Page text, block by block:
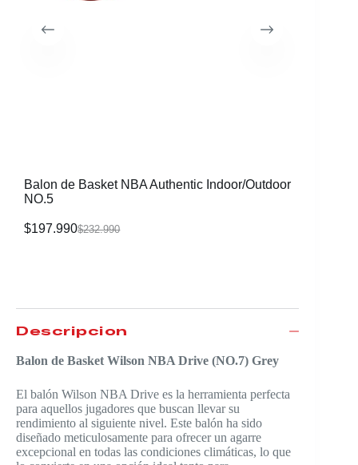
Balon de Basket NBA Authentic Indoor/Outdoor
NO.5
$232.990
$197.990
Descripción
Balon de Basket Wilson NBA Drive (NO.7) Grey
El balón Wilson NBA Drive es la herramienta perfecta
para aquellos jugadores que buscan llevar su
rendimiento al siguiente nivel. Este balón ha sido
diseñado meticulosamente para ofrecer un agarre
excepcional en todas las condiciones climáticas, lo que